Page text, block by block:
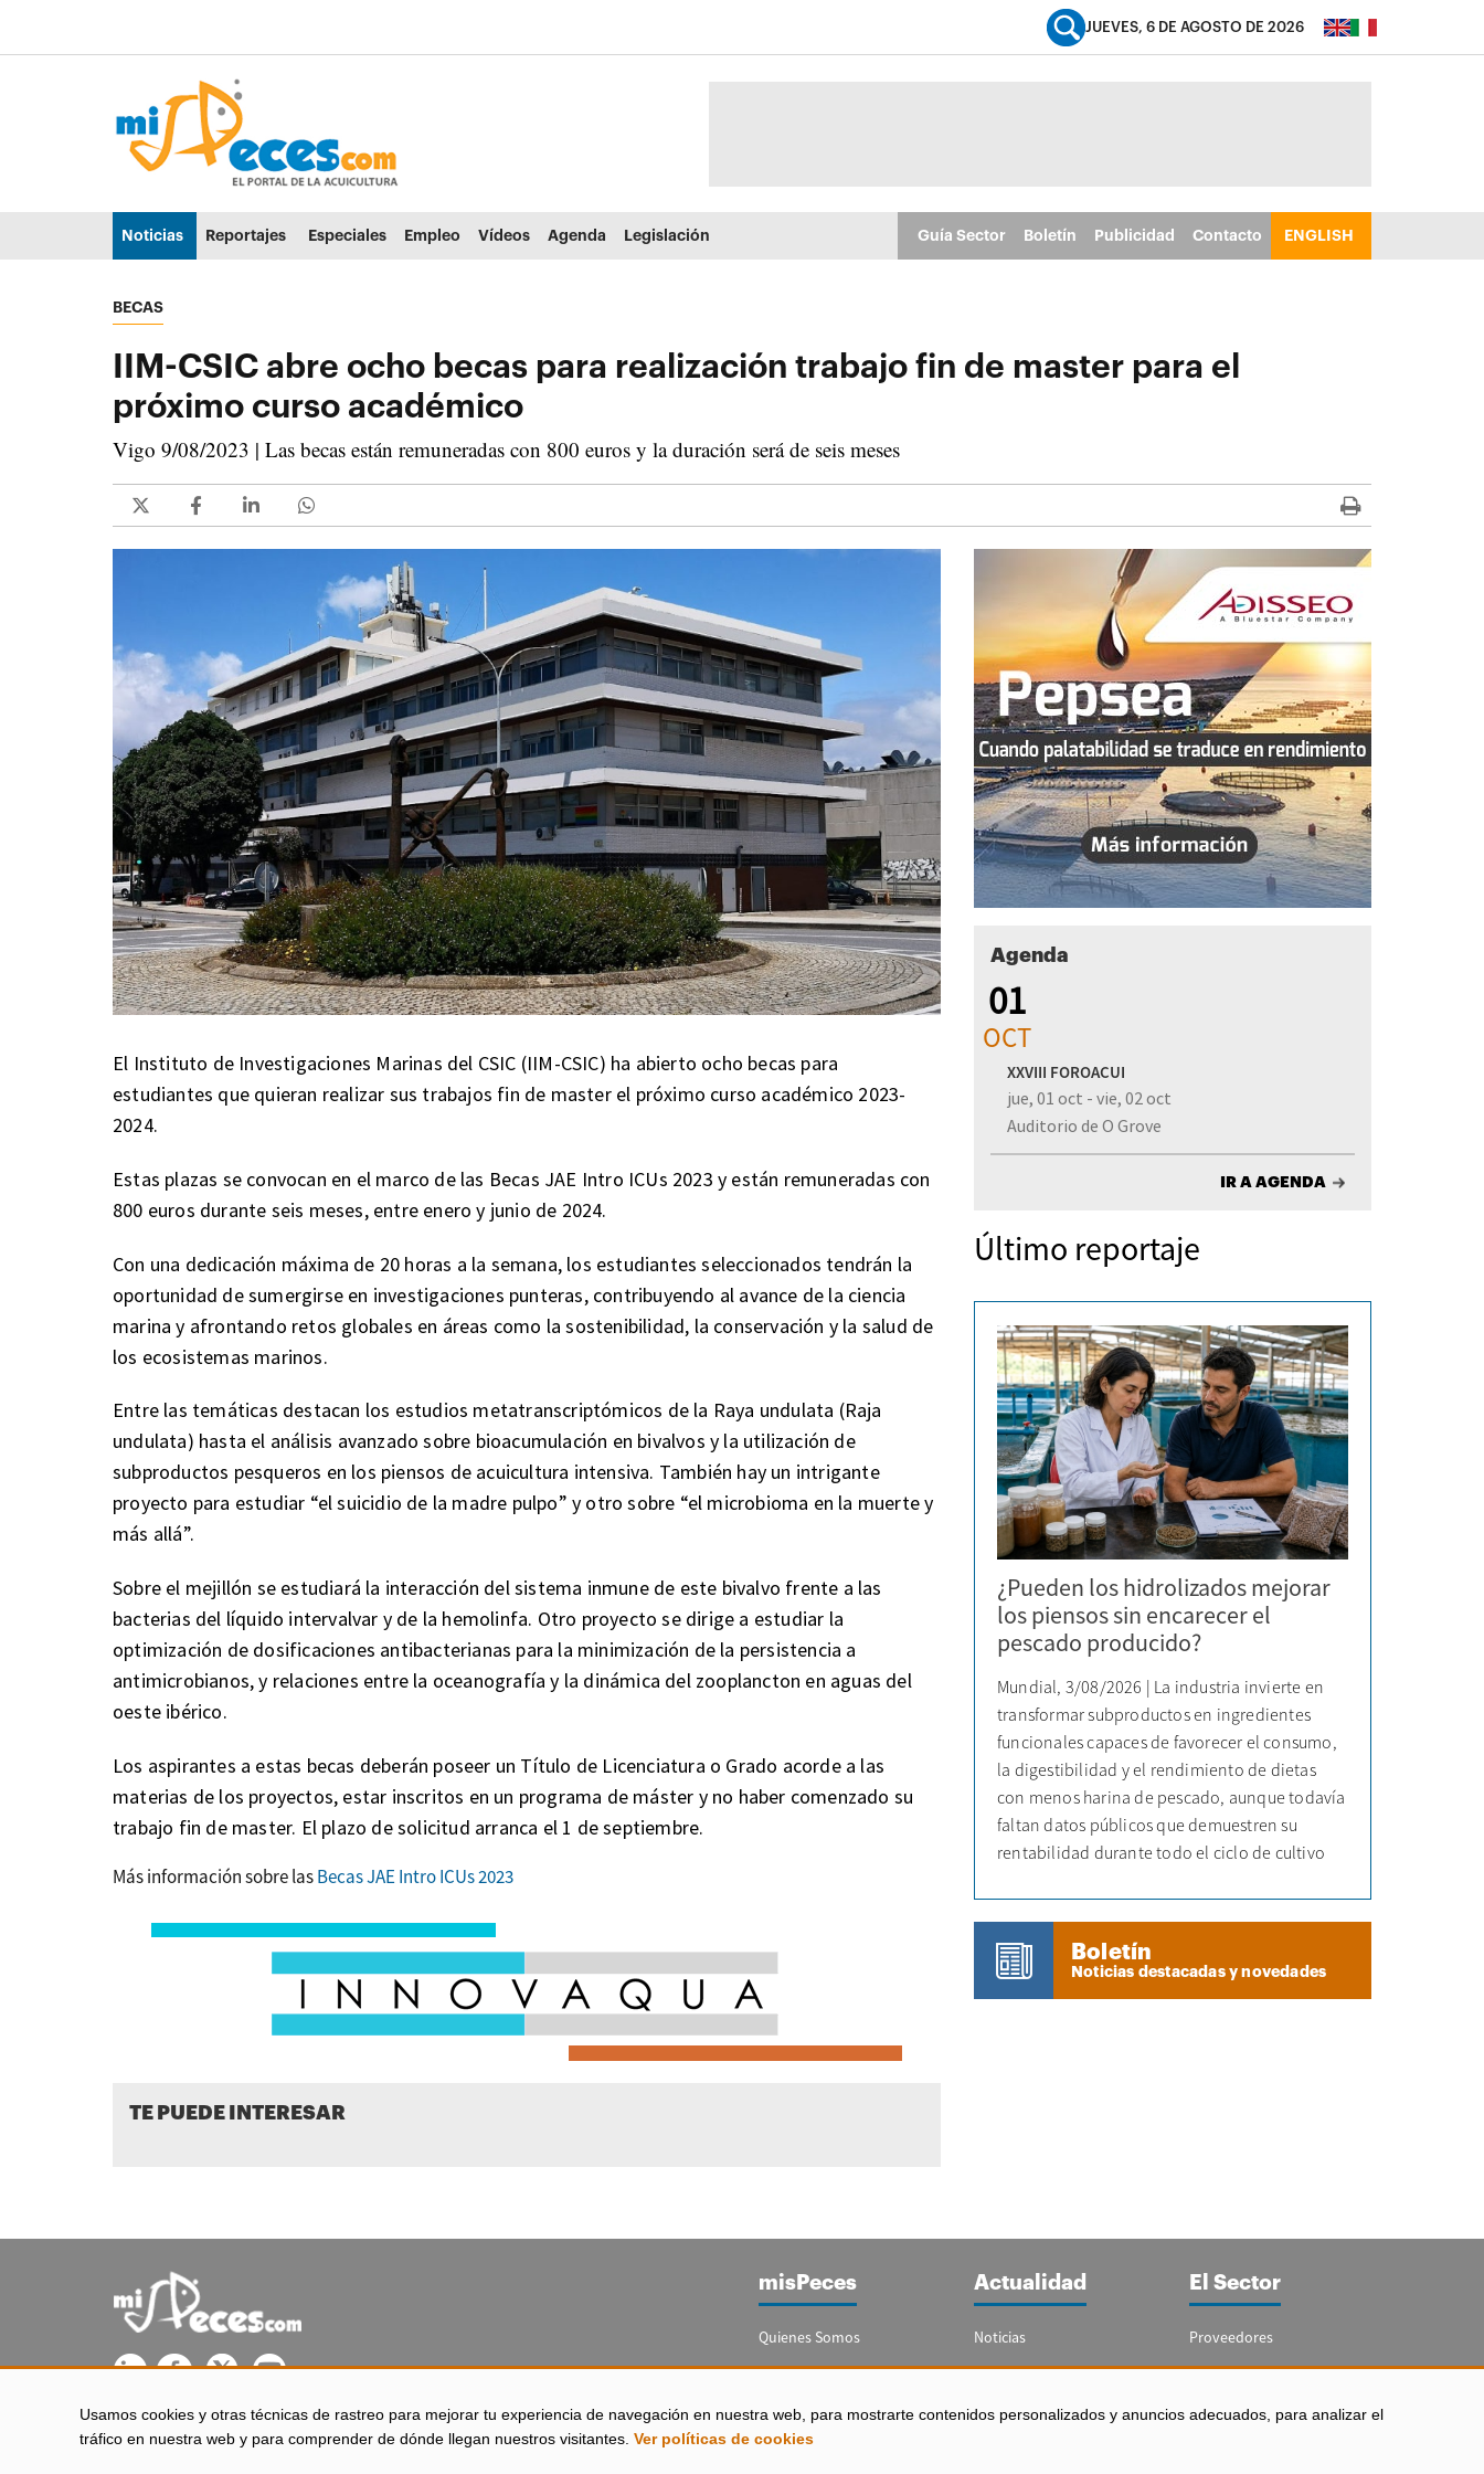
Usamos cookies y otras técnicas de rastreo para mejorar tu experiencia de navegación en nuestra web, para mostrarte contenidos personalizados y anuncios adecuados, para analizar el
tráfico en nuestra web y para comprender de dónde llegan nuestros visitantes. Ver políticas de cookies
Ir al menú principal (alt + u)
JUEVES, 6 DE AGOSTO DE 2026
Noticias Reportajes Especiales Empleo Vídeos Agenda Legislación Guía Sector Boletín Publicidad Contacto ENGLISH
BECAS
IIM-CSIC abre ocho becas para realización trabajo fin de master para el
próximo curso académico
Vigo 9/08/2023 | Las becas están remuneradas con 800 euros y la duración será de seis meses
El Instituto de Investigaciones Marinas del CSIC (IIM-CSIC) ha abierto ocho becas para
estudiantes que quieran realizar sus trabajos fin de master el próximo curso académico 2023-
2024.
Estas plazas se convocan en el marco de las Becas JAE Intro ICUs 2023 y están remuneradas con
800 euros durante seis meses, entre enero y junio de 2024.
Con una dedicación máxima de 20 horas a la semana, los estudiantes seleccionados tendrán la
oportunidad de sumergirse en investigaciones punteras, contribuyendo al avance de la ciencia
marina y afrontando retos globales en áreas como la sostenibilidad, la conservación y la salud de
los ecosistemas marinos.
Entre las temáticas destacan los estudios metatranscriptómicos de la Raya undulata (Raja
undulata) hasta el análisis avanzado sobre bioacumulación en bivalvos y la utilización de
subproductos pesqueros en los piensos de acuicultura intensiva. También hay un intrigante
proyecto para estudiar “el suicidio de la madre pulpo” y otro sobre “el microbioma en la muerte y
más allá”.
Sobre el mejillón se estudiará la interacción del sistema inmune de este bivalvo frente a las
bacterias del líquido intervalvar y de la hemolinfa. Otro proyecto se dirige a estudiar la
optimización de dosificaciones antibacterianas para la minimización de la persistencia a
antimicrobianos, y relaciones entre la oceanografía y la dinámica del zooplancton en aguas del
oeste ibérico.
Los aspirantes a estas becas deberán poseer un Título de Licenciatura o Grado acorde a las
materias de los proyectos, estar inscritos en un programa de máster y no haber comenzado su
trabajo fin de master. El plazo de solicitud arranca el 1 de septiembre.
Más información sobre lasBecas JAE Intro ICUs 2023
TE PUEDE INTERESAR
Agenda
01
OCT
XXVIII FOROACUI
jue, 01 oct - vie, 02 oct
Auditorio de O Grove
IR A AGENDA
Último reportaje
¿Pueden los hidrolizados mejorar
los piensos sin encarecer el
pescado producido?
Mundial, 3/08/2026 | La industria invierte en
transformar subproductos en ingredientes
funcionales capaces de favorecer el consumo,
la digestibilidad y el rendimiento de dietas
con menos harina de pescado, aunque todavía
faltan datos públicos que demuestren su
rentabilidad durante todo el ciclo de cultivo
Boletín
Noticias destacadas y novedades
misPeces se edita desde El Puerto de Santa María (Cádiz - España)
misPeces
Quienes Somos
Publicidad
Contacto
Configurar Cookies
Actualidad
Noticias
Reportajes
Boletín Acuicultura
El Sector
Proveedores
Guía del Sector
Legislación